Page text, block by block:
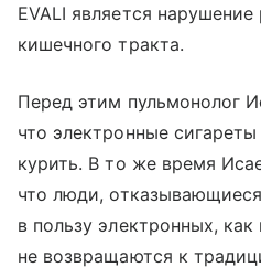
EVALI является
кишечного тракта.
Перед этим пульмонолог
что электронные
курить. В то же время
что люди,
в пользу электронных, как
не возвращаются к